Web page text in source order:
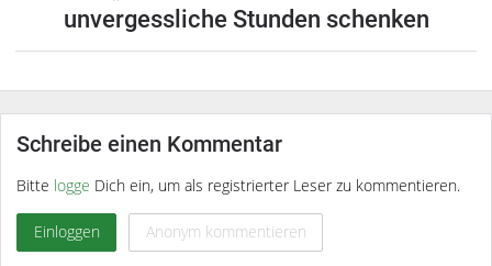
unvergessliche Stunden schenken
Schreibe einen Kommentar
Bitte logge Dich ein, um als registrierter Leser zu kommentieren.
Einloggen Anonym kommentieren